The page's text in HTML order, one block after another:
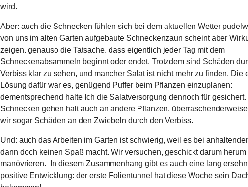
wird.
Aber: auch die Schnecken fühlen sich bei dem aktuellen Wetter
von uns im alten Garten aufgebaute Schneckenzaun scheint aber
zeigen, genauso die Tatsache, dass eigentlich jeder Tag mit dem
Schneckenabsammeln beginnt oder endet. Trotzdem sind Schäden
Verbiss klar zu sehen, und mancher Salat ist nicht mehr zu finden. Die
Lösung dafür war es, genügend Puffer beim Pflanzen einzuplanen:
dementsprechend halte Ich die Salatversorgung dennoch für gesichert.
Schnecken gehen halt auch an andere Pflanzen,
wir sogar Schäden an den Zwiebeln durch den Verbiss.
Und: auch das Arbeiten im Garten ist schwierig, weil es bei
dann doch keinen Spaß macht. Wir versuchen, geschickt darum herum
manövrieren. In diesem Zusammenhang gibt es auch eine lang
positive Entwicklung: der erste Folientunnel hat diese Woche sein